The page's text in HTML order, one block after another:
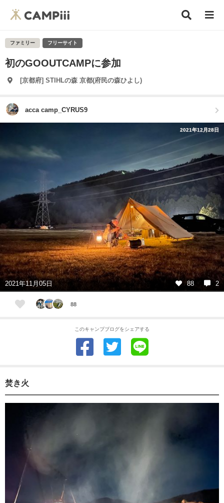
ファミリー フリーサイト
初のGOOUTCAMPに参加
[京都府] STIHLの森 京都(府民の森ひよし)
acca camp_CYRUS9
2021年12月28日
2021年11月05日 88 2
88
このキャンプブログをシェアする
焚き火